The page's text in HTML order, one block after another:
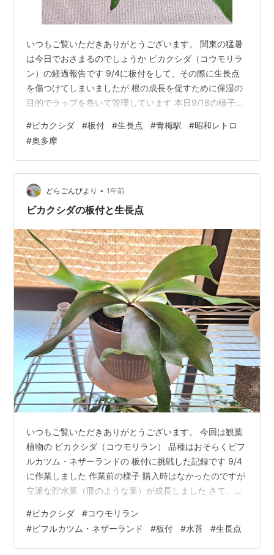
いつもご覧いただきありがとうございます。 関東の猛暑
は今日でおさまるのでしょうか ビカクシダ（コウモリラ
ン）の経過報告です 9/4に板付をして、その際に生長点
を傷つけてしまいましたが 根の成長を促すために保湿の
目的でラップを巻いて管理しています 本日9/18の様子で
貯水葉の付け根に復活し さらに新しい葉が成長していま
す がんばってくれて とってもうれしいです！ このまま
順調に育つように愛情込めて管理します つぎは日帰りお
出かけの話になります 9/16に自然と涼をもとめて「奥多
摩」へ行ってきました 途中の青梅駅で乗り換えの時間つ
ぶしで下車しま…
#ビカクシダ #板付 #生長点 #青梅駅 #昭和レトロ
#奥多摩
どらごんびより • 1年前
ビカクシダの板付と生長点
いつもご覧いただきありがとうございます。 今回は観葉
植物の ビカクシダ（コウモリラン） 品種はおそらくビフ
ルカツム・ネザーランドの 板付に挑戦した記録です 9/4
に作業しました 作業前の様子 購入時はなかったのですが
立派な貯水葉（皿のような葉）が成長しました さて、板
どにへばりついて生息する 着生植物の自然界に近い姿に
する育て方です 土の代わりに水苔を使うのが一般的です
こちらの水苔を使用します 前日の夜に水で戻しておきま
#ビカクシダ #コウモリラン
#ビフルカツム・ネザーランド #板付 #水苔 #生長点